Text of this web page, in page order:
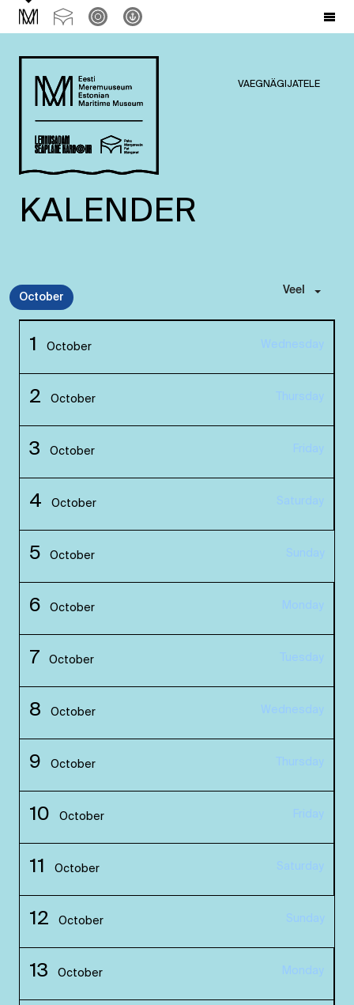
VAEGNÄGIJATELE
KALENDER
October
Veel
1 October Wednesday
2 October Thursday
3 October Friday
4 October Saturday
5 October Sunday
6 October Monday
7 October Tuesday
8 October Wednesday
9 October Thursday
10 October Friday
11 October Saturday
12 October Sunday
13 October Monday